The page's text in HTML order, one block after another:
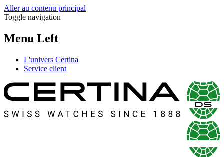
Aller au contenu principal
Toggle navigation
Menu Left
L'univers Certina
Service client